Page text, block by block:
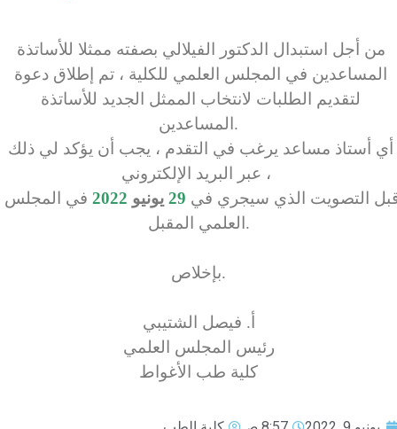
المساعدين.
عبر البريد الإلكتروني ،
التصويت الذي سيجري في 29 يونيو 2022
العلمي المقبل.
بإخلاص.
أ. فيصل الشتيبي
رئيس المجلس العلمي
كلية طب الأغواط